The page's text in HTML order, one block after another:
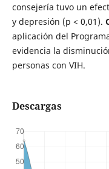
consejería tuvo un
y depresión (p < 0,01).
aplicación del
evidencia la
personas con VIH.
Descargas